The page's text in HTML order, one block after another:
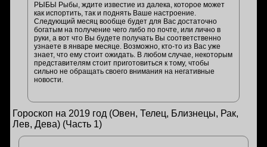
РЫБЫ Рыбы, ждите известие из далека, которое может
как испортить, так и поднять Ваше настроение.
Следующий месяц вообще будет для Вас достаточно
богатым на получение чего либо по почте, или лично в
руки, а вот что Вы будете получать Вы соответственно
узнаете в январе месяце. Возможно, кто-то из Вас уже
знает, что ему стоит ожидать. В любом случае, некоторым
представителям стоит приготовиться к тому, чтобы
сильно не обращать своего внимания на негативные
новости.
Гороскоп на 2019 год (Овен, Телец, Близнецы, Рак,
Лев, Дева) (Часть 1)